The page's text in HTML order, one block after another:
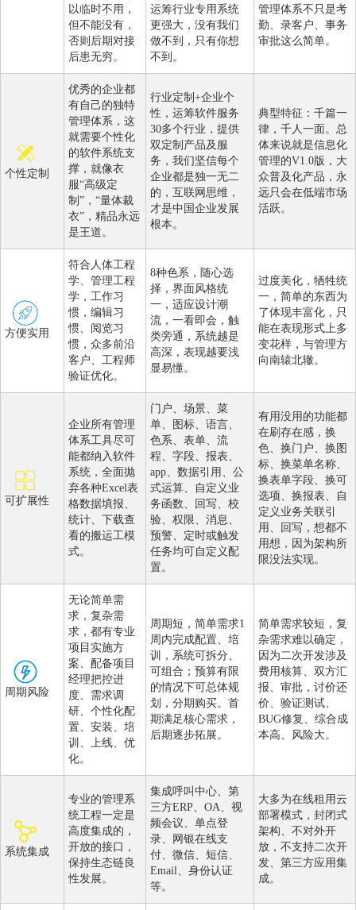
以临时不用，
但不能没有，
否则后期对接
后患无穷。
运筹行业专用系统
更强大，没有我们
做不到，只有你想
不到。
管理体系不只是考
勤、录客户、事务
审批这么简单。
个性定制
优秀的企业都
有自己的独特
管理体系，这
就需要个性化
的软件系统支
撑，就像衣
服“高级定
制”，“量体裁
衣”，精品永远
是王道。
行业定制+企业个
性，运筹软件服务
30多个行业，提供
双定制产品及服
务，我们坚信每个
企业都是独一无二
的，互联网思维，
才是中国企业发展
根本。
典型特征：千篇一
律，千人一面。总
体来说就是信息化
管理的V1.0版，大
众普及化产品，永
远只会在低端市场
活跃。
方便实用
符合人体工程
学、管理工程
学，工作习
惯，编辑习
惯、阅览习
惯，众多前沿
客户、工程师
验证优化。
8种色系，随心选
择，界面风格统
一，适应设计潮
流，一看即会，触
类旁通，系统越是
高深，表现越要浅
显易懂。
过度美化，牺牲统
一，简单的东西为
了体现丰富化，只
能在表现形式上多
变花样，与管理方
向南辕北辙。
可扩展性
企业所有管理
体系工具尽可
能都纳入软件
系统，全面抛
弃各种Excel表
格数据填报、
统计、下载查
看的搬运工模
式。
门户、场景、菜
单、图标、语言、
色系、表单、流
程、字段、报表、
app、数据引用、公
式运算、自定义业
务函数、回写、校
验、权限、消息、
预警、定时或触发
任务均可自定义配
置。
有用没用的功能都
在刷存在感，换
色、换门户、换图
标、换菜单名称、
换表单字段、换可
选项、换报表、自
定义业务关联引
用、回写，想都不
用想，因为架构所
限没法实现。
周期风险
无论简单需
求，复杂需
求，都有专业
项目实施方
案、配备项目
经理把控进
度、需求调
研、个性化配
置、安装、培
训、上线、优
化。
周期短，简单需求1
周内完成配置、培
训，系统可拆分、
可组合；预算有限
的情况下可总体规
划，分期购买。首
期满足核心需求，
后期逐步拓展。
简单需求较短，复
杂需求难以确定，
因为二次开发涉及
费用核算、双方汇
报、审批，讨价还
价、验证测试、
BUG修复、综合成
本高、风险大。
系统集成
专业的管理系
统工程一定是
高度集成的，
开放的接口，
保持生态链良
性发展。
集成呼叫中心、第
三方ERP、OA、视
频会议、单点登
录、网银在线支
付、微信、短信、
Email、身份认证
等。
大多为在线租用云
部署模式，封闭式
架构、不对外开
放，不支持二次开
发、第三方应用集
成。